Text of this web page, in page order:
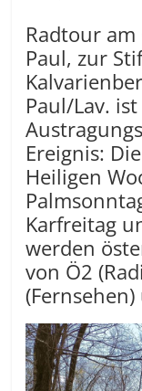
Radtour
Paul, zur
Paul/Lav.
Ereignis:
Heiligen
Karfreitag
werden
von Ö2